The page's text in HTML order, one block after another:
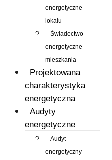
energetyczne
lokalu
Świadectwo
energetyczne
mieszkania
Projektowana
charakterystyka
energetyczna
Audyty
energetyczne
Audyt
energetyczny